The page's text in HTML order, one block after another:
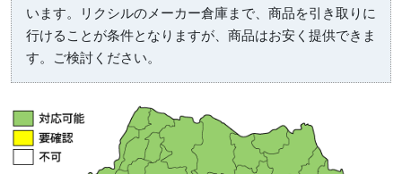
います。リクシルのメーカー倉庫まで、商品を引き取りに
行けることが条件となりますが、商品はお安く提供できま
す。ご検討ください。